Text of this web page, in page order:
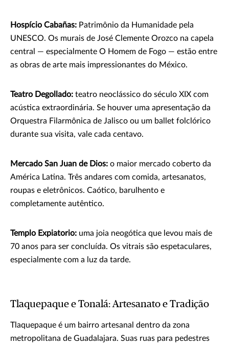
Hospício Cabañas: Patrimônio da Humanidade pela
UNESCO. Os murais de José Clemente Orozco na capela
central — especialmente O Homem de Fogo — estão entre
as obras de arte mais impressionantes do México.
Teatro Degollado: teatro neoclássico do século XIX com
acústica extraordinária. Se houver uma apresentação da
Orquestra Filarmônica de Jalisco ou um ballet folclórico
durante sua visita, vale cada centavo.
Mercado San Juan de Dios: o maior mercado coberto da
América Latina. Três andares com comida, artesanatos,
roupas e eletrônicos. Caótico, barulhento e
completamente autêntico.
Templo Expiatorio: uma joia neogótica que levou mais de
70 anos para ser concluída. Os vitrais são espetaculares,
especialmente com a luz da tarde.
Tlaquepaque e Tonalá: Artesanato e Tradição
Tlaquepaque é um bairro artesanal dentro da zona
metropolitana de Guadalajara. Suas ruas para pedestres